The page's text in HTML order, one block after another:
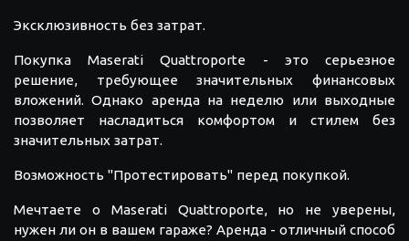
Эксклюзивность без затрат.
Покупка Maserati Quattroporte - это серьезное
решение, требующее значительных финансовых
вложений. Однако аренда на неделю или выходные
позволяет насладиться комфортом и стилем без
значительных затрат.
Возможность "Протестировать" перед покупкой.
Мечтаете о Maserati Quattroporte, но не уверены,
нужен ли он в вашем гараже? Аренда - отличный способ